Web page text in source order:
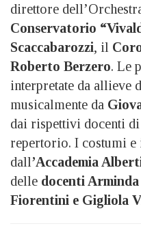
direttore
Conservatorio
Scaccabarozzi, il
Roberto Berzero. Le
interpretate da allieve
musicalmente da
dai rispettivi docenti
repertorio. I costumi
dall’Accademia
delle docenti
Fiorentini e Gigliola